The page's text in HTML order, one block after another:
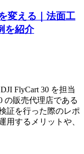
変える｜法面工
を紹介
FlyCart 30 を担当
の販売代理店である
証を行った際のレポ
用するメリットや、